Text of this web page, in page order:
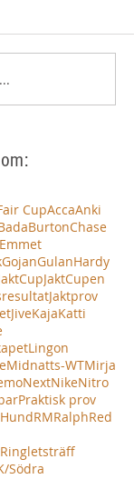
CupAccaAnki
BurtonChase
Emmet
GojanGulanHardy
JaktCupen
Jaktprov
JiveKajaKatti
Lingon
Midnatts-WTMirja
NextNikeNitro
Praktisk prov
RMRalphRed
Ringletsträff
Södra